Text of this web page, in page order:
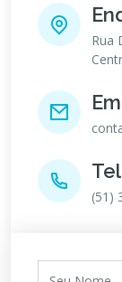
Rua
(51)